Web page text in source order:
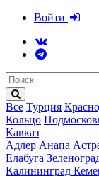
Войти
Все Турция
Кольцо
Кавказ
Адлер Анапа
Елабуга
Калининград